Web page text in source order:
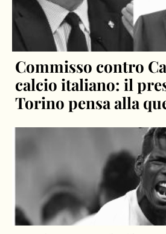
Commisso contro
calcio italiano: il
Torino pensa alla